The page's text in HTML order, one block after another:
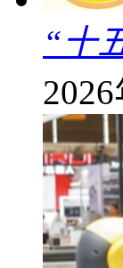
“十